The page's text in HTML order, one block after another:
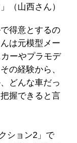
（山西さん）
得意とするの
は元模型メー
ーやプラモデ
の経験から、
どんな車だっ
握できると言
ション2」で